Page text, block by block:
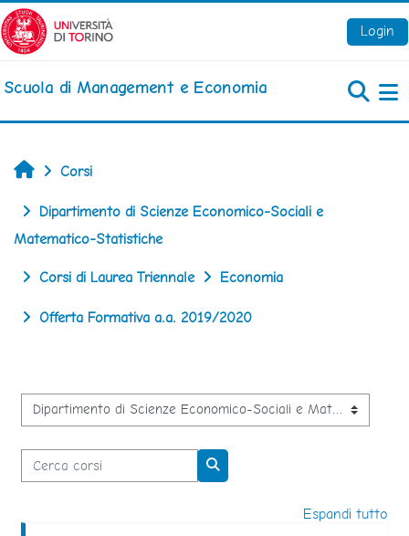
Vai al contenuto principale
Login
Scuola di Management e Economia
Home
Corsi
Dipartimento di Scienze Economico-Sociali e
Matematico-Statistiche
Corsi di Laurea Triennale Economia
Offerta Formativa a.a. 2019/2020
Categorie di corso
Cerca corsi
Espandi tutto